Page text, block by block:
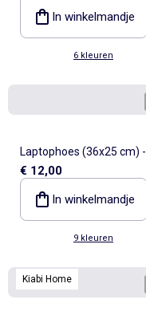
In winkelmandje
6 kleuren
Laptophoes (36x25 cm) -
Kiabi Home
€ 12,00
In winkelmandje
9 kleuren
Kiabi Home